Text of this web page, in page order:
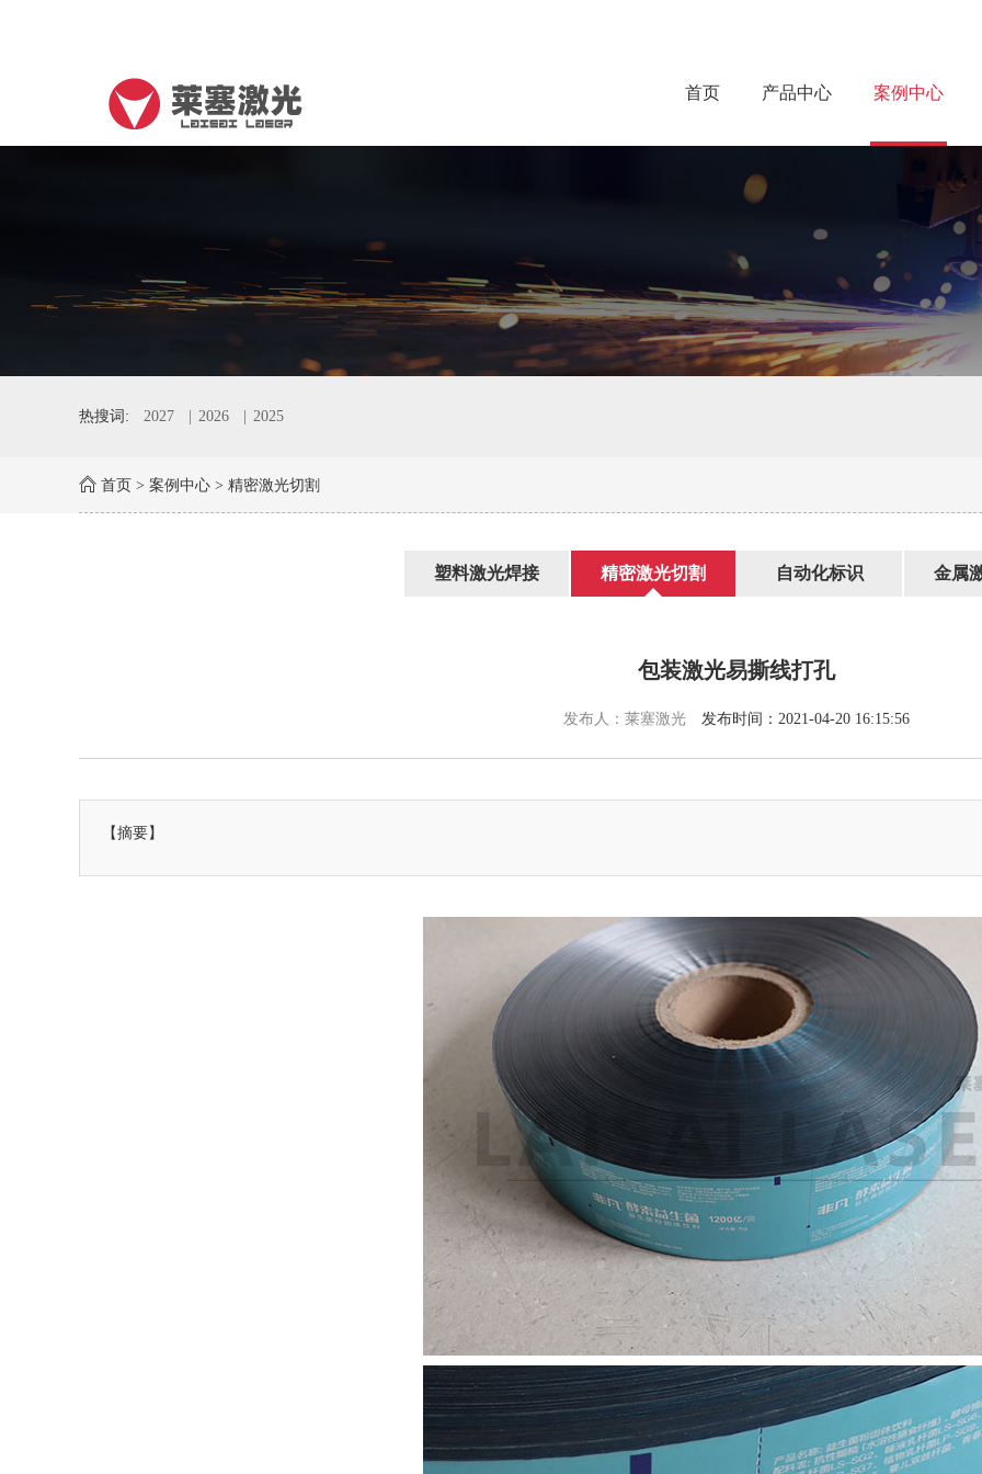
首页 产品中心 案例中心
热搜词: 2027 2026 2025
首页 > 案例中心 > 精密激光切割
塑料激光焊接 精密激光切割 自动化标识 金属
包装激光易撕线打孔
发布人：莱塞激光 发布时间：2021-04-20 16:15:56
【摘要】